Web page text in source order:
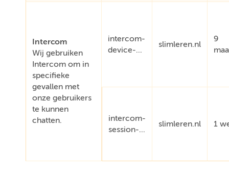
Intercom
Wij gebruiken
Intercom om in
specifieke
gevallen met
onze gebruikers
te kunnen
chatten.
intercom-
device-...
slimleren.nl
9
intercom-
session-...
slimleren.nl 1